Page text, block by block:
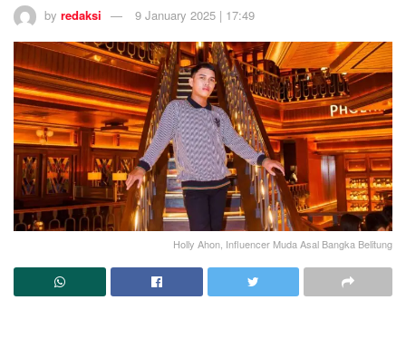
by redaksi 9 January 2025 | 17:49
Holly Ahon, Influencer Muda Asal Bangka Belitung